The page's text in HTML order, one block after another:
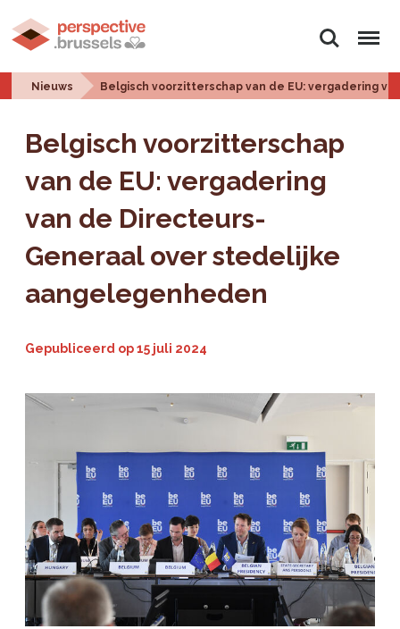
Zoeken Menu
Nieuws Belgisch voorzitterschap van de EU: vergadering
Belgisch voorzitterschap
van de EU: vergadering
van de Directeurs-
Generaal over stedelijke
aangelegenheden
Gepubliceerd op15 juli 2024